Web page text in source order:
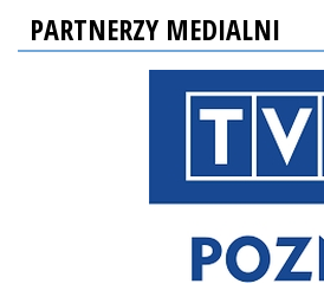
PARTNERZY MEDIALNI